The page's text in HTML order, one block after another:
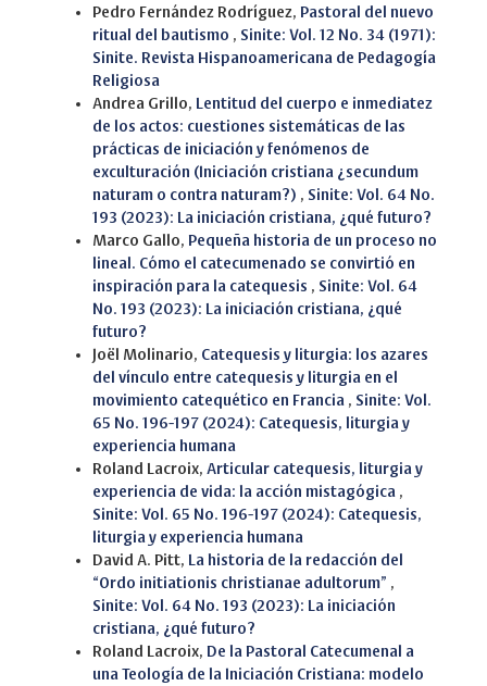
Pedro Fernández Rodríguez, Pastoral del nuevo
ritual del bautismo , Sinite: Vol. 12 No. 34 (1971):
Sinite. Revista Hispanoamericana de Pedagogía
Religiosa
Andrea Grillo, Lentitud del cuerpo e inmediatez
de los actos: cuestiones sistemáticas de las
prácticas de iniciación y fenómenos de
exculturación (Iniciación cristiana ¿secundum
naturam o contra naturam?) , Sinite: Vol. 64 No.
193 (2023): La iniciación cristiana, ¿qué futuro?
Marco Gallo, Pequeña historia de un proceso no
lineal. Cómo el catecumenado se convirtió en
inspiración para la catequesis , Sinite: Vol. 64
No. 193 (2023): La iniciación cristiana, ¿qué
futuro?
Joël Molinario, Catequesis y liturgia: los azares
del vínculo entre catequesis y liturgia en el
movimiento catequético en Francia , Sinite: Vol.
65 No. 196-197 (2024): Catequesis, liturgia y
experiencia humana
Roland Lacroix, Articular catequesis, liturgia y
experiencia de vida: la acción mistagógica ,
Sinite: Vol. 65 No. 196-197 (2024): Catequesis,
liturgia y experiencia humana
David A. Pitt, La historia de la redacción del
“Ordo initiationis christianae adultorum” ,
Sinite: Vol. 64 No. 193 (2023): La iniciación
cristiana, ¿qué futuro?
Roland Lacroix, De la Pastoral Catecumenal a
una Teología de la Iniciación Cristiana: modelo